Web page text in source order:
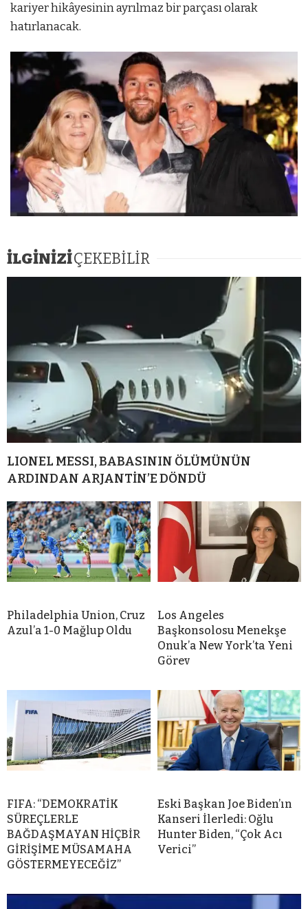
kariyer hikâyesinin ayrılmaz bir parçası olarak
hatırlanacak.
İLGİNİZİÇEKEBİLİR
LIONEL MESSI, BABASININ ÖLÜMÜNÜN
ARDINDAN ARJANTİN’E DÖNDÜ
Philadelphia Union, Cruz
Azul’a 1-0 Mağlup Oldu
Los Angeles
Başkonsolosu Menekşe
Onuk’a New York’ta Yeni
Görev
FIFA: “DEMOKRATİK
SÜREÇLERLE
BAĞDAŞMAYAN HİÇBİR
GİRİŞİME MÜSAMAHA
GÖSTERMEYECEĞİZ”
Eski Başkan Joe Biden’ın
Kanseri İlerledi: Oğlu
Hunter Biden, “Çok Acı
Verici”